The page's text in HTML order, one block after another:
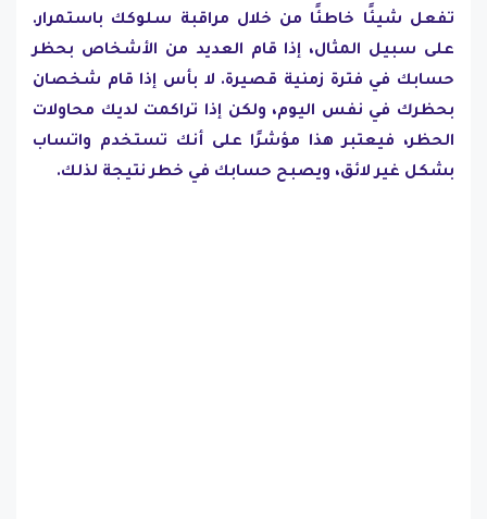
تفعل شيئًا خاطئًا من خلال مراقبة سلوكك باستمرار.
على سبيل المثال، إذا قام العديد من الأشخاص بحظر
حسابك في فترة زمنية قصيرة. لا بأس إذا قام شخصان
بحظرك في نفس اليوم، ولكن إذا تراكمت لديك محاولات
الحظر، فيعتبر هذا مؤشرًا على أنك تستخدم واتساب
بشكل غير لائق، ويصبح حسابك في خطر نتيجة لذلك.